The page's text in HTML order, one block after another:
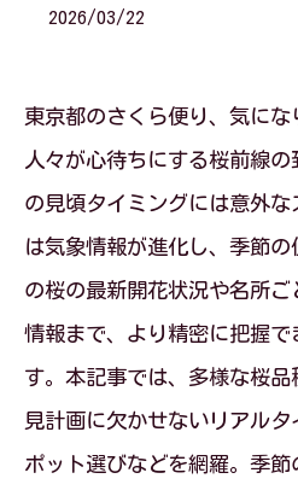
2026/03/22
東京都のさくら便り、気に
人々が心待ちにする桜前線
の見頃タイミングには意外
は気象情報が進化し、季節
の桜の最新開花状況や名所
情報まで、より精密に把握
す。本記事では、多様な桜
見計画に欠かせないリアル
ポット選びなどを網羅。季